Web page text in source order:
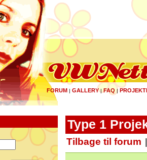
FORUM | GALLERY|FAQ |
Type 1
Tilbage til forum